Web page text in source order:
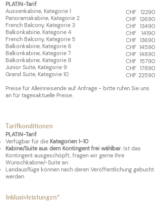
PLATIN-Tarif
Aussenkabine, Kategorie 1
Panoramakabine, Kategorie 2
French Balcony, Kategorie 3
Balkonkabine, Kategorie 4
French Balcony, Kategorie 5
Balkonkabine, Kategorie 6
Balkonkabine, Kategorie 7
Balkonkabine, Kategorie 8
Junior Suite, Kategorie 9
Grand Suite, Kategorie 10
Preise für Alleinreisende auf Anfrage - bitte rufen Sie uns
an für tagesaktuelle Preise.
12290
12690
13490
14190
13690
14590
14890
15790
17890
22590
CHF
CHF
CHF
CHF
CHF
CHF
CHF
CHF
CHF
CHF
Tarifkonditionen
PLATIN-Tarif
Verfügbar für die Kategorien 1-10
Kabine/Suite aus dem Kontingent frei wählbar. Ist das
Kontingent ausgeschöpft, fragen wir gerne Ihre
Wunschkabine/-Suite an.
Landausflüge können nach deren Veröffentlichung gebucht
werden
Inklusivleistungen*